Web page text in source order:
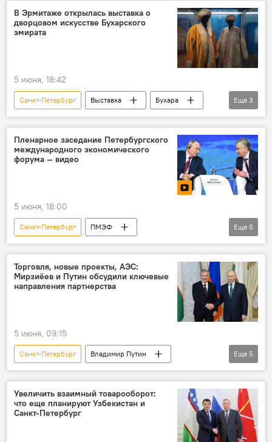
Экономика
В Эрмитаже открылась выставка о
дворцовом искусстве Бухарского
эмирата
5 июня, 18:42
Санкт-Петербург Выставка
Бухара
Государственный Эрмитаж
Россия
Еще 3
Пленарное заседание Петербургского
международного экономического
форума — видео
5 июня, 18:00
Санкт-Петербург
ПМЭФ
прямая трансляция
заседание
Владимир Путин
Россия
Шавкат Мирзиёев
Еще 5
Торговля, новые проекты, АЭС:
Мирзиёев и Путин обсудили ключевые
направления партнерства
5 июня, 09:15
Санкт-Петербург
Владимир Путин
Шавкат Мирзиёев
сотрудничество
Россия
Узбекистан ПМЭФ
Еще 5
Увеличить взаимный товарооборот:
что еще планируют Узбекистан и
Санкт-Петербург